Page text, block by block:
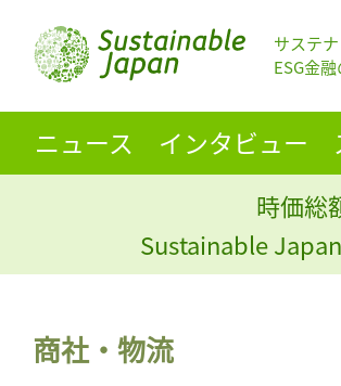
サステ
ESG金
ニュース インタビュー
時価総
Sustainable
商社・物流